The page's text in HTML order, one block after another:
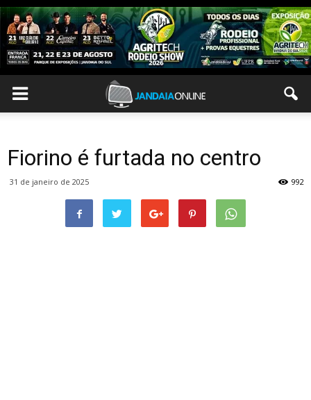
Fiorino é furtada no centro
31 de janeiro de 2025 992